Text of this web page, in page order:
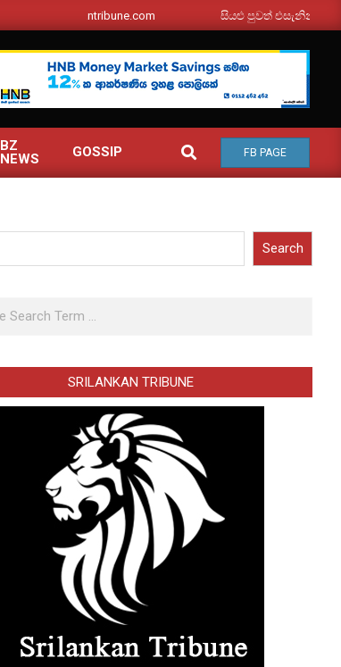
srilankantribune.com සියළු පුවත් එසැනින් ඔබ වෙත
BZ
NEWS
GOSSIP SEARCH
FB PAGE
Search
SRILANKAN TRIBUNE